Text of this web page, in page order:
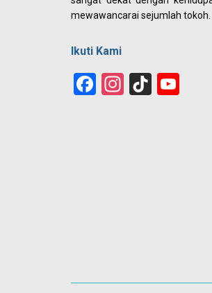
mewawancarai sejumlah tokoh.
Ikuti Kami
Facebook
Instagram
TikTok